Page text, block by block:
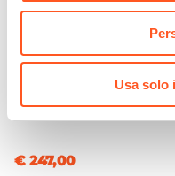
Usa solo
mango nero cannettato e
metallo oro - Dunkel
€ 247,00